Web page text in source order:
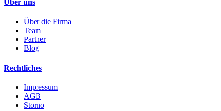
Über uns
Über die Firma
Team
Partner
Blog
Rechtliches
Impressum
AGB
Storno